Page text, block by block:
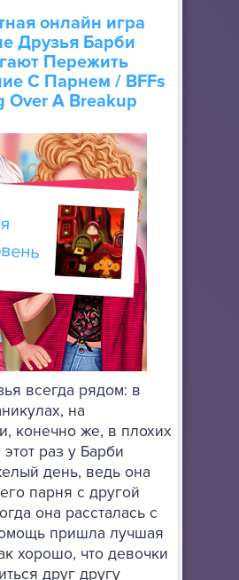
онлайн игра
Друзья Барби
Пережить
С Парнем / BFFs
Over A Breakup
всегда рядом: в
на
конечно же, в плохих
раз у Барби
день, ведь она
парня с другой
она рассталась с
пришла лучшая
хорошо, что девочки
друг другу